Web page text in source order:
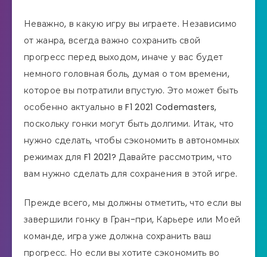
Неважно, в какую игру вы играете. Независимо
от жанра, всегда важно сохранить свой
прогресс перед выходом, иначе у вас будет
немного головная боль, думая о том времени,
которое вы потратили впустую. Это может быть
особенно актуально в F1 2021 Codemasters,
поскольку гонки могут быть долгими. Итак, что
нужно сделать, чтобы сэкономить в автономных
режимах для F1 2021? Давайте рассмотрим, что
вам нужно сделать для сохранения в этой игре.
Прежде всего, мы должны отметить, что если вы
завершили гонку в Гран-при, Карьере или Моей
команде, игра уже должна сохранить ваш
прогресс. Но если вы хотите сэкономить во